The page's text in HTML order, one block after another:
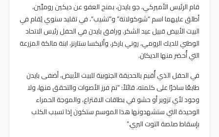
قام الرئيس الأميركي، جو بايدن، بمنح العفو عن ديكين روميَّين،
أطلق عليهما اسم “شوكولاتة” و”تشيب”، في تقليد سنوي يُقام في
البيت الأبيض قبيل عيد الشكر. ورافق بايدن في الحفل رئيس الاتحاد
الوطني للديك الرومي، روني باركر، وأليكسا ستارنز، ابنة مالكة المزرعة
التي أُحضر منها الديكان.
في الحفل الذي أُقيم بالحديقة الجنوبية للبيت الأبيض، أضفى بايدن
طابعًا ساخرًا على كلمته، قائلاً: “تم فرز الأصوات والتحقق منها، ولا
وجود لأي تزوير أو حشو في بطاقات الاقتراع، والموجة الحمراء
الوحيدة التي ستشهدونها هذا الموسم ستكون إذا تسبب الكلب
بإسقاط صلصة التوت البري.”